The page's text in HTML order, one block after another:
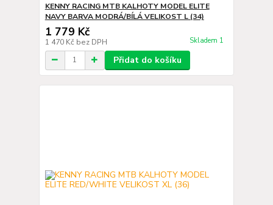
KENNY RACING MTB KALHOTY MODEL ELITE
NAVY BARVA MODRÁ/BÍLÁ VELIKOST L (34)
1 779 Kč
1 470 Kč bez DPH Skladem 1
Přidat do košíku